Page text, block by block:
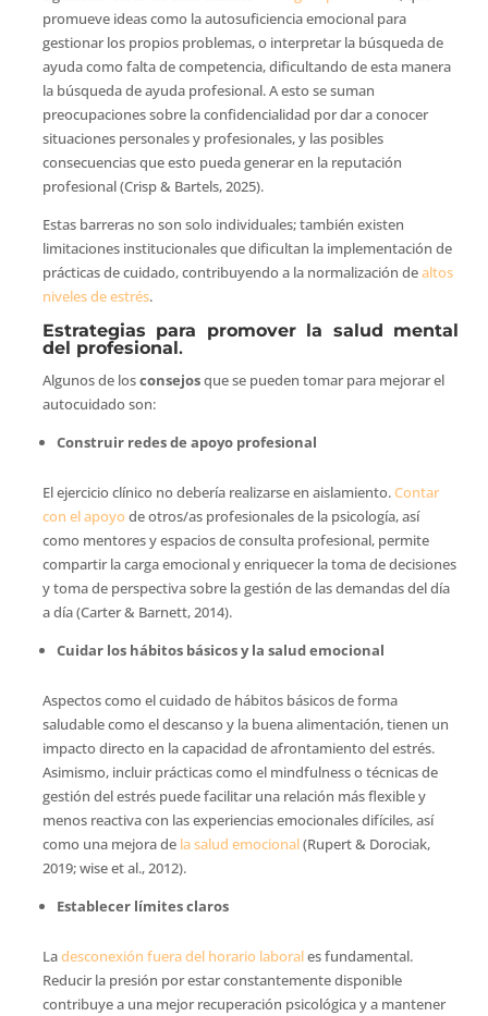
promueve ideas como la autosuficiencia emocional para
gestionar los propios problemas, o interpretar la búsqueda de
ayuda como falta de competencia, dificultando de esta manera
la búsqueda de ayuda profesional. A esto se suman
preocupaciones sobre la confidencialidad por dar a conocer
situaciones personales y profesionales, y las posibles
consecuencias que esto pueda generar en la reputación
profesional (Crisp & Bartels, 2025).
Estas barreras no son solo individuales; también existen
limitaciones institucionales que dificultan la implementación de
prácticas de cuidado, contribuyendo a la normalización dealtos
niveles de estrés.
Estrategias para promover la salud mental
del profesional.
Algunos de losconsejosque se pueden tomar para mejorar el
autocuidado son:
Construir redes de apoyo profesional
El ejercicio clínico no debería realizarse en aislamiento.Contar
con el apoyo de otros/as profesionales de la psicología, así
como mentores y espacios de consulta profesional, permite
compartir la carga emocional y enriquecer la toma de decisiones
y toma de perspectiva sobre la gestión de las demandas del día
a día (Carter & Barnett, 2014).
Cuidar los hábitos básicos y la salud emocional
Aspectos como el cuidado de hábitos básicos de forma
saludable como el descanso y la buena alimentación, tienen un
impacto directo en la capacidad de afrontamiento del estrés.
Asimismo, incluir prácticas como el mindfulness o técnicas de
gestión del estrés puede facilitar una relación más flexible y
menos reactiva con las experiencias emocionales difíciles, así
como una mejora de la salud emocional(Rupert & Dorociak,
2019; wise et al., 2012).
Establecer límites claros
Ladesconexión fuera del horario laborales fundamental.
Reducir la presión por estar constantemente disponible
contribuye a una mejor recuperación psicológica y a mantener